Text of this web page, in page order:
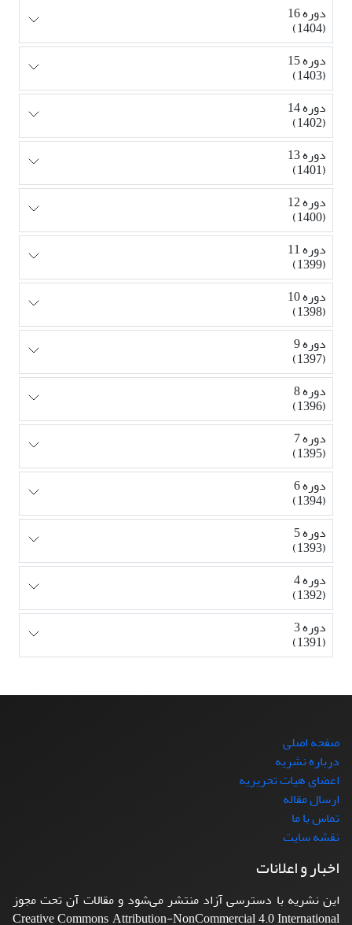
دوره 16
(1404)
دوره 15
(1403)
دوره 14
(1402)
دوره 13
(1401)
دوره 12
(1400)
دوره 11
(1399)
دوره 10
(1398)
دوره 9
(1397)
دوره 8
(1396)
دوره 7
(1395)
دوره 6
(1394)
دوره 5
(1393)
دوره 4
(1392)
دوره 3
(1391)
صفحه اصلی
درباره نشریه
اعضای هیات تحریریه
ارسال مقاله
تماس با ما
نقشه سایت
اخبار و اعلانات
این نشریه با دسترسی آزاد منتشر می‌شود و مقالات آن تحت مجوز
Creative Commons Attribution-NonCommercial 4.0 International